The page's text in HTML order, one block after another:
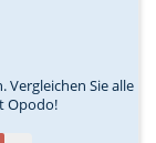
Vergleichen Sie alle
Opodo!